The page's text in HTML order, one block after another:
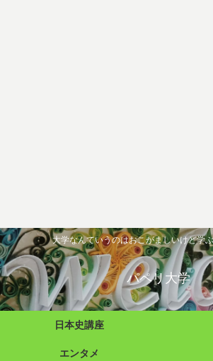
大学なんていうのはおこがましいけど学
パペリ大学
日本史講座
エンタメ